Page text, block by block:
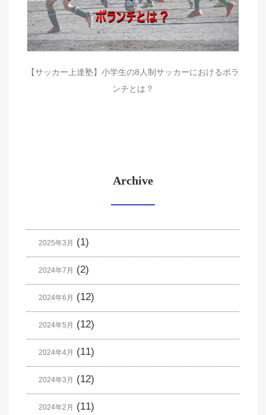
【サッカー上達塾】小学生の8人制サッカーにおけるボラ
ンチとは？
Archive
2025年3月 (1)
2024年7月 (2)
2024年6月 (12)
2024年5月 (12)
2024年4月 (11)
2024年3月 (12)
2024年2月 (11)